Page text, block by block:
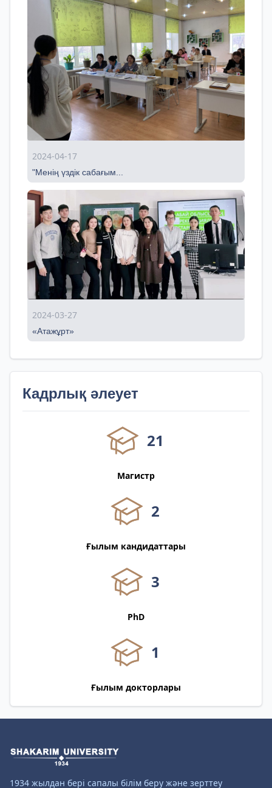
2024-04-17
"Менің үздік сабағым...
2024-03-27
«Атажұрт»
Кадрлық әлеует
21
Магистр
2
Ғылым кандидаттары
3
PhD
1
Ғылым докторлары
1934 жылдан бері сапалы білім беру және зерттеу